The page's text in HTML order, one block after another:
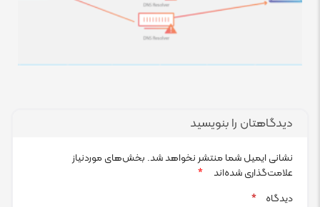
دیدگاهتان را بنویسید
نشانی ایمیل شما منتشر نخواهد شد. بخش‌های موردنیاز
علامت‌گذاری شده‌اند
*
دیدگاه
*